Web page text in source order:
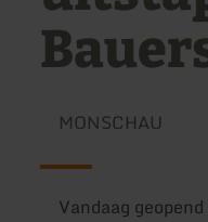
MONSCHAU
Vandaag geopend